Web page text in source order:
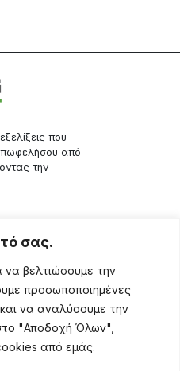
σας.
να βελτιώσουμε την
προσωποποιημένες
να αναλύσουμε την
"Αποδοχή Όλων",
από εμάς.
που
από
την